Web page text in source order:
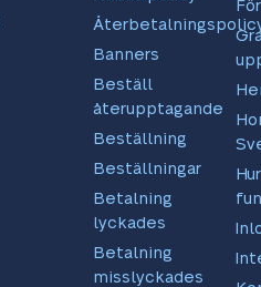
Banners
Beställ
återupptagande
Beställning
Beställningar
Betalning
lyckades
Betalning
misslyckades